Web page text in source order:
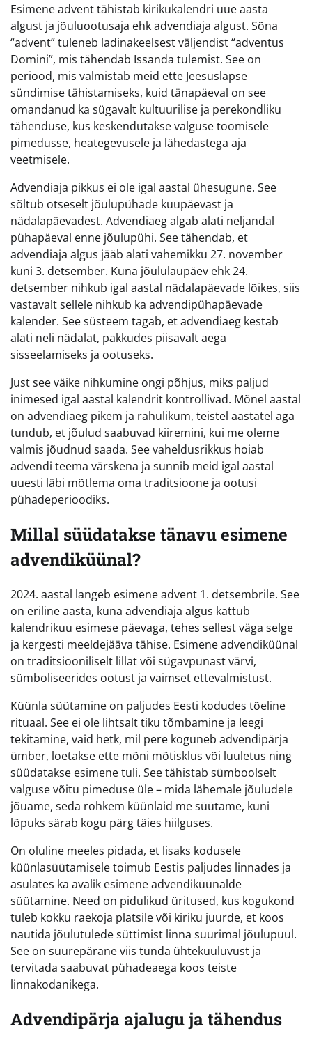
Esimene advent tähistab kirikukalendri uue aasta
algust ja jõuluootusaja ehk advendiaja algust. Sõna
“advent” tuleneb ladinakeelsest väljendist “adventus
Domini”, mis tähendab Issanda tulemist. See on
periood, mis valmistab meid ette Jeesuslapse
sündimise tähistamiseks, kuid tänapäeval on see
omandanud ka sügavalt kultuurilise ja perekondliku
tähenduse, kus keskendutakse valguse toomisele
pimedusse, heategevusele ja lähedastega aja
veetmisele.
Advendiaja pikkus ei ole igal aastal ühesugune. See
sõltub otseselt jõulupühade kuupäevast ja
nädalapäevadest. Advendiaeg algab alati neljandal
pühapäeval enne jõulupühi. See tähendab, et
advendiaja algus jääb alati vahemikku 27. november
kuni 3. detsember. Kuna jõululaupäev ehk 24.
detsember nihkub igal aastal nädalapäevade lõikes, siis
vastavalt sellele nihkub ka advendipühapäevade
kalender. See süsteem tagab, et advendiaeg kestab
alati neli nädalat, pakkudes piisavalt aega
sisseelamiseks ja ootuseks.
Just see väike nihkumine ongi põhjus, miks paljud
inimesed igal aastal kalendrit kontrollivad. Mõnel aastal
on advendiaeg pikem ja rahulikum, teistel aastatel aga
tundub, et jõulud saabuvad kiiremini, kui me oleme
valmis jõudnud saada. See vaheldusrikkus hoiab
advendi teema värskena ja sunnib meid igal aastal
uuesti läbi mõtlema oma traditsioone ja ootusi
pühadeperioodiks.
Millal süüdatakse tänavu esimene
advendiküünal?
2024. aastal langeb esimene advent 1. detsembrile. See
on eriline aasta, kuna advendiaja algus kattub
kalendrikuu esimese päevaga, tehes sellest väga selge
ja kergesti meeldejääva tähise. Esimene advendiküünal
on traditsiooniliselt lillat või sügavpunast värvi,
sümboliseerides ootust ja vaimset ettevalmistust.
Küünla süütamine on paljudes Eesti kodudes tõeline
rituaal. See ei ole lihtsalt tiku tõmbamine ja leegi
tekitamine, vaid hetk, mil pere koguneb advendipärja
ümber, loetakse ette mõni mõtisklus või luuletus ning
süüdatakse esimene tuli. See tähistab sümboolselt
valguse võitu pimeduse üle – mida lähemale jõuludele
jõuame, seda rohkem küünlaid me süütame, kuni
lõpuks särab kogu pärg täies hiilguses.
On oluline meeles pidada, et lisaks kodusele
küünlasüütamisele toimub Eestis paljudes linnades ja
asulates ka avalik esimene advendiküünalde
süütamine. Need on pidulikud üritused, kus kogukond
tuleb kokku raekoja platsile või kiriku juurde, et koos
nautida jõulutulede süttimist linna suurimal jõulupuul.
See on suurepärane viis tunda ühtekuuluvust ja
tervitada saabuvat pühadeaega koos teiste
linnakodanikega.
Advendipärja ajalugu ja tähendus